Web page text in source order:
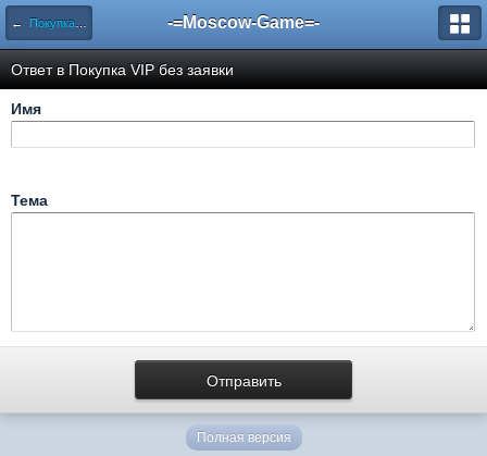
← Покупка VIP без заявки -=Moscow-Game=-
Ответ в Покупка VIP без заявки
Имя
Тема
Полная версия